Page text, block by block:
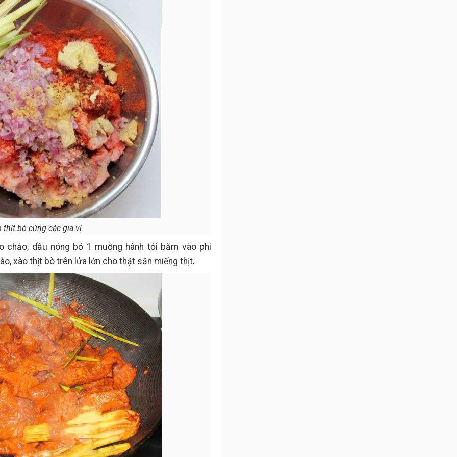
thịt bò cùng các gia vị
chảo, dầu nóng bỏ 1 muỗng hành tỏi băm vào phi
xào thịt bò trên lửa lớn cho thật săn miếng thịt.